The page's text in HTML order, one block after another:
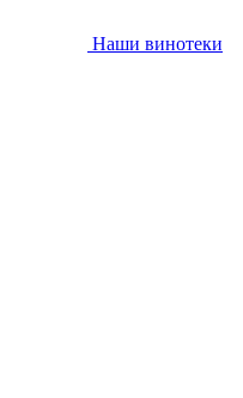
Наши винотеки